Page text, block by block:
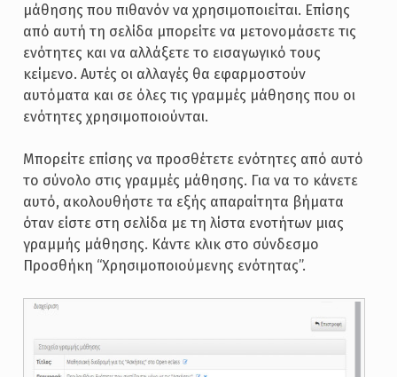
μάθησης που πιθανόν να χρησιμοποιείται. Επίσης
από αυτή τη σελίδα μπορείτε να μετονομάσετε τις
ενότητες και να αλλάξετε το εισαγωγικό τους
κείμενο. Αυτές οι αλλαγές θα εφαρμοστούν
αυτόματα και σε όλες τις γραμμές μάθησης που οι
ενότητες χρησιμοποιούνται.
Μπορείτε επίσης να προσθέτετε ενότητες από αυτό
το σύνολο στις γραμμές μάθησης. Για να το κάνετε
αυτό, ακολουθήστε τα εξής απαραίτητα βήματα
όταν είστε στη σελίδα με τη λίστα ενοτήτων μιας
γραμμής μάθησης. Κάντε κλικ στο σύνδεσμο
Προσθήκη “Χρησιμοποιούμενης ενότητας”.